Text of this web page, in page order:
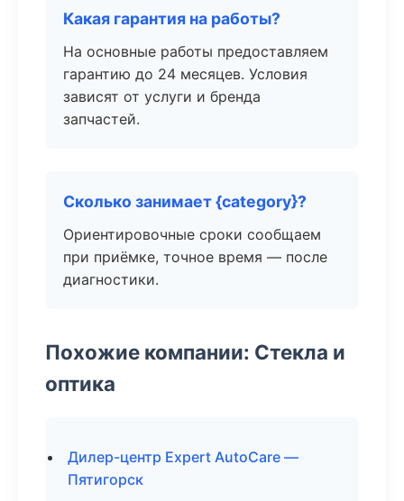
Какая гарантия на работы?
На основные работы предоставляем
гарантию до 24 месяцев. Условия
зависят от услуги и бренда
запчастей.
Сколько занимает {category}?
Ориентировочные сроки сообщаем
при приёмке, точное время — после
диагностики.
Похожие компании: Стекла и
оптика
Дилер-центр Expert AutoCare —
Пятигорск